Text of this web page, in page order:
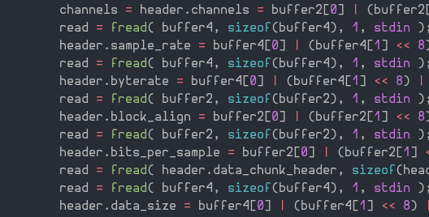
        channels
= header . channels = buffer2 0 ( buffer2
        read
= fread ( buffer4 , sizeof ( buffer4 ) , 1 , stdin ) ;
        header
. sample_rate = buffer4 0 ( buffer4 1 << 8
        read
= fread ( buffer4 , sizeof ( buffer4 ) , 1 , stdin ) ;
        header
. byterate = buffer4 0 ( buffer4 1 << 8 )
        read
= fread ( buffer2 , sizeof ( buffer2 ) , 1 , stdin ) ;
        header
. block_align = buffer2 0 ( buffer2 1 << 8
        read
= fread ( buffer2 , sizeof ( buffer2 ) , 1 , stdin ) ;
        header
. bits_per_sample = buffer2 0 ( buffer2 1
        read
= fread ( header . data_chunk_header , sizeof (
        read
= fread ( buffer4 , sizeof ( buffer4 ) , 1 , stdin ) ;
        header
. data_size = buffer4 0 ( buffer4 1 << 8 )